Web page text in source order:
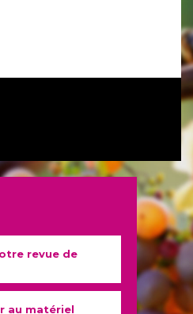
revue de
au matériel